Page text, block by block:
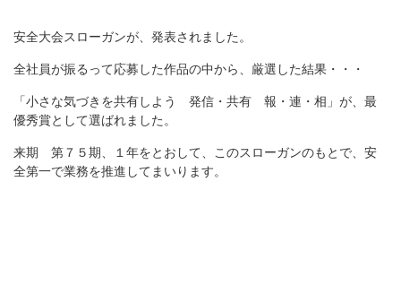
安全大会スローガンが、発表されました。
全社員が振るって応募した作品の中から、厳選した結果・・・
「小さな気づきを共有しよう 発信・共有 報・連・相」が、最
優秀賞として選ばれました。
来期 第７５期、１年をとおして、このスローガンのもとで、安
全第一で業務を推進してまいります。